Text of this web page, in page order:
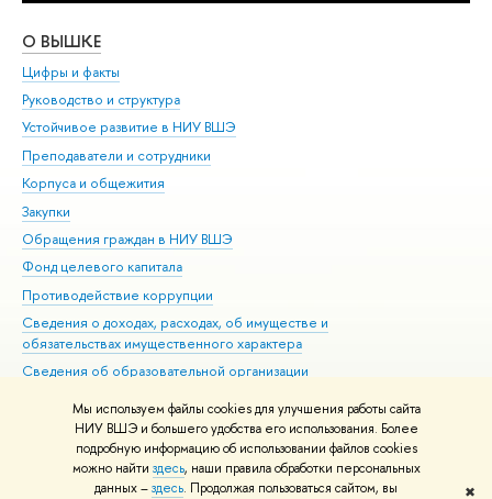
Мы используем файлы cookies для улучшения работы сайта
НИУ ВШЭ и большего удобства его использования. Более
подробную информацию об использовании файлов cookies
можно найти здесь, наши правила обработки персональных
данных –здесь. Продолжая пользоваться сайтом, вы ✖
О ВЫШКЕ
Цифры и факты
Руководство и структура
Устойчивое развитие в НИУ ВШЭ
Преподаватели и сотрудники
Корпуса и общежития
Закупки
Обращения граждан в НИУ ВШЭ
Фонд целевого капитала
Противодействие коррупции
Сведения о доходах, расходах, об имуществе и
обязательствах имущественного характера
Сведения об образовательной организации
Людям с ограниченными возможностями здоровья
Единая платежная страница
Работа в Вышке